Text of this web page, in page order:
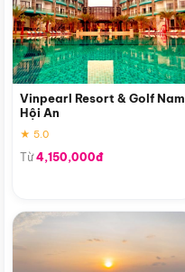
Vinpearl Resort & Golf Nam
Hội An
★ 5.0
Từ4,150,000đ